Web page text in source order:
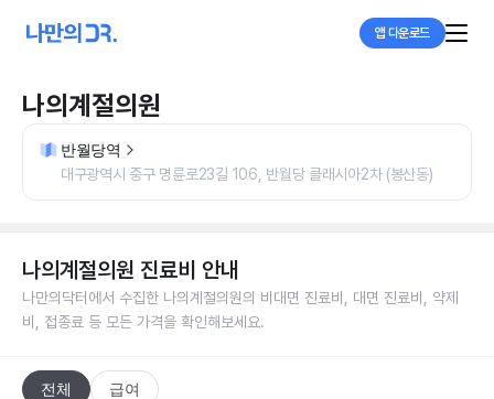
앱 다운로드
나의계절의원
반월당역
대구광역시 중구 명륜로23길 106, 반월당 클래시아2차 (봉산동)
나의계절의원 진료비 안내
나만의닥터에서 수집한 나의계절의원의 비대면 진료비, 대면 진료비, 약제
비, 접종료 등 모든 가격을 확인해보세요.
전체 급여